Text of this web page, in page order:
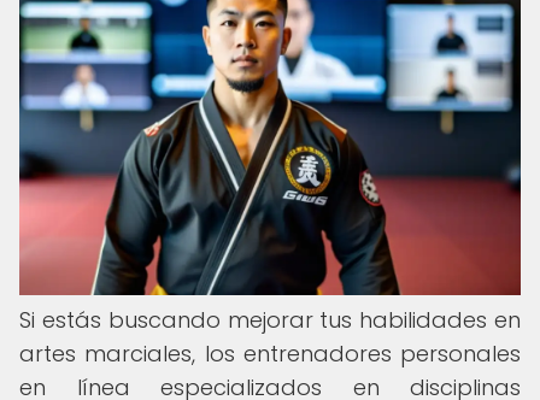
Si estás buscando mejorar tus habilidades en
artes marciales, los entrenadores personales
en línea especializados en disciplinas